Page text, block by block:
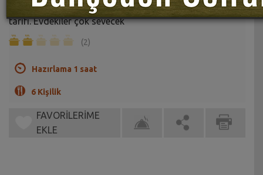
Mercimek ve erişteli çok doyurucu bir yöresel çorba
tarifi. Evdekiler çok sevecek
(2)
Hazırlama 1 saat
6 Kişilik
FAVORİLERİME
EKLE